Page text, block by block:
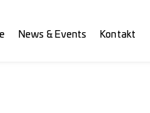
News & Events Kontakt